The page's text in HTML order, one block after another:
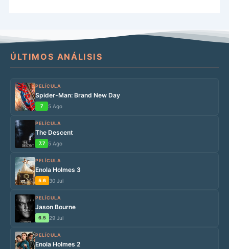
ÚLTIMOS ANÁLISIS
PELÍCULA
Spider-Man: Brand New Day
7 5 Ago
PELÍCULA
The Descent
7.7 5 Ago
PELÍCULA
Enola Holmes 3
5.6 30 Jul
PELÍCULA
Jason Bourne
6.5 29 Jul
PELÍCULA
Enola Holmes 2